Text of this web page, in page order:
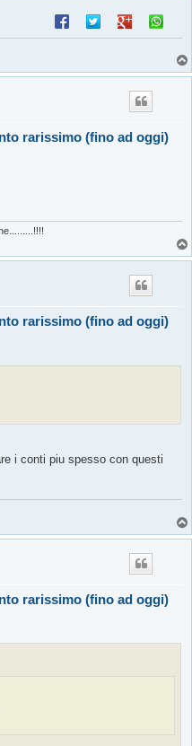
rarissimo (fino ad oggi)
rarissimo (fino ad oggi)
i conti piu spesso con questi
rarissimo (fino ad oggi)